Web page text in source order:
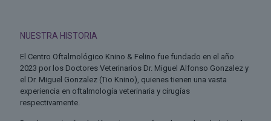
NUESTRA HISTORIA
El Centro Oftalmológico Knino & Felino fue fundado en el año
2023 por los Doctores Veterinarios Dr. Miguel Alfonso Gonzalez y
el Dr. Miguel Gonzalez (Tio Knino), quienes tienen una vasta
experiencia en oftalmología veterinaria y cirugías
respectivamente.